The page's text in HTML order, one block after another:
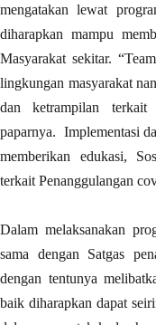
mengatakan lewat
diharapkan mampu
Masyarakat sekitar.
lingkungan masyarakat
dan ketrampilan terkait
paparnya. Implementasi
memberikan edukasi,
terkait Penanggulangan
Dalam melaksanakan
sama dengan Satgas
dengan tentunya
baik diharapkan dapat